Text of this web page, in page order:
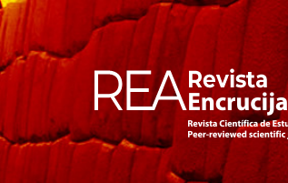
Navegación
Contenido
principal
Barra